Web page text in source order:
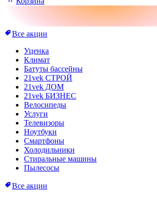
Все акции
Уценка
Климат
Батуты бассейны
21vek СТРОЙ
21vek ДОМ
21vek БИЗНЕС
Велосипеды
Услуги
Телевизоры
Ноутбуки
Смартфоны
Холодильники
Стиральные машины
Пылесосы
Все акции